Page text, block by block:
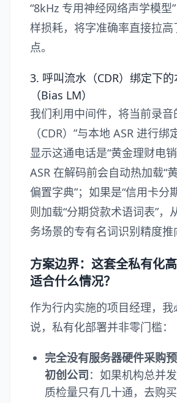
“8kHz 专用神经网络声学模型
样损耗，将字准确率直接拉高
点。
3. 呼叫流水（CDR）绑定下
（Bias LM）
我们利用中间件，将当前录音
（CDR）”与本地 ASR 进行
显示这通电话是“黄金理财电销
ASR 在解码前会自动热加载“
偏置字典”；如果是“信用卡分
则加载“分期贷款术语词表”，
务场景的专有名词识别精度推
方案边界：这套全私有化
适合什么情况？
作为行内实施的项目经理，我
说，私有化部署并非零门槛：
完全没有服务器硬件采购
初创公司：如果机构总并
质检量只有几十通，去购